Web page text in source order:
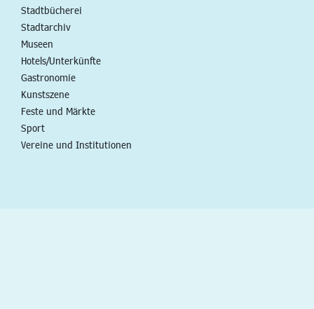
Stadtbücherei
Stadtarchiv
Museen
Hotels/Unterkünfte
Gastronomie
Kunstszene
Feste und Märkte
Sport
Vereine und Institutionen